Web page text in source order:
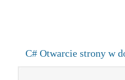
C# Otwarcie strony w